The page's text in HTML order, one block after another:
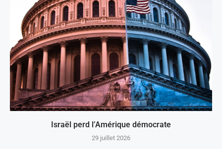
Israël perd l’Amérique démocrate
29 juillet 2026